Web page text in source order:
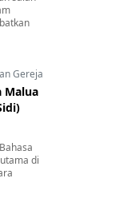
Gereja
Malua
di